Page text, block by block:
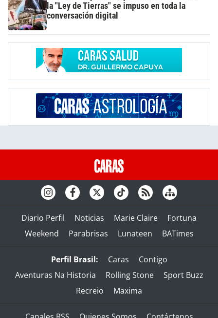
la "Ley de Tierras" se impuso en toda la
conversación digital
Diario Perfil Noticias Marie Claire
Fortuna
Weekend
Parabrisas Lunateen BATimes
Perfil Brasil: Caras
Contigo
Aventuras Na Historia
Rolling Stone
Sport Buzz
Recreio
Maxima